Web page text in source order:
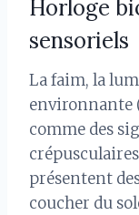
Horloge
sensoriels
La faim, la
environnante
comme des
présentent
coucher du